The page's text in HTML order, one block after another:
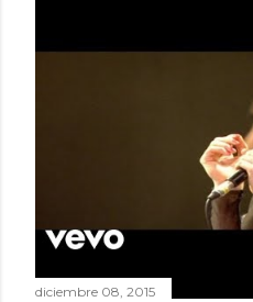
diciembre 08, 2015